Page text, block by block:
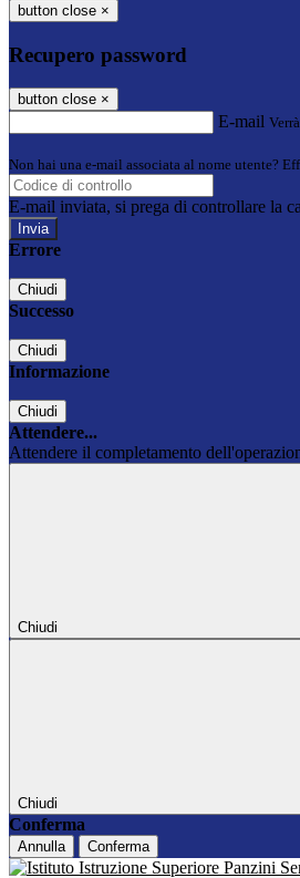
button close ×
Recupero password
button close ×
E-mail
Non hai una e-mail associata al nome utente?
E-mail inviata, si prega di controllare la
Errore
Chiudi
Successo
Chiudi
Informazione
Chiudi
Attendere...
Attendere il completamento
Chiudi
Chiudi
Conferma
Annulla Conferma